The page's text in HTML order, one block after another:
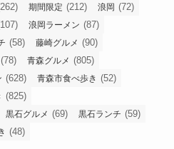
期間限定 (212) 浪岡 (72)
浪岡ラーメン (87)
(58) 藤崎グルメ (90)
(78) 青森グルメ (805)
(628) 青森市食べ歩き (52)
(825)
黒石グルメ (69) 黒石ランチ (59)
(48)